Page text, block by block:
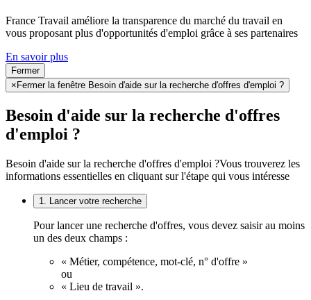
France Travail améliore la transparence du marché du travail en
vous proposant plus d'opportunités d'emploi grâce à ses partenaires
En savoir plus
Fermer
× Fermer la fenêtre Besoin d'aide sur la recherche d'offres d'emploi ?
Besoin d'aide sur la recherche d'offres
d'emploi ?
Besoin d'aide sur la recherche d'offres d'emploi ?Vous trouverez les
informations essentielles en cliquant sur l'étape qui vous intéresse
1. Lancer votre recherche
Pour lancer une recherche d'offres, vous devez saisir au moins
un des deux champs :
« Métier, compétence, mot-clé, n° d'offre »
ou
« Lieu de travail ».